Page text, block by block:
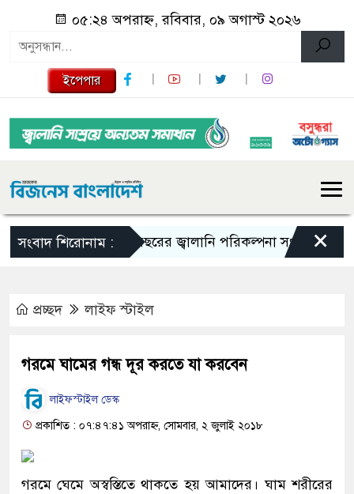
০৫:২৪ অপরাহ্ন, রবিবার, ০৯ অগাস্ট ২০২৬
ইপেপার
সংবাদ শিরোনাম :১০ বছরের জ্বালানি পরিকল্পনা সংসদে তুলে ধরবে
×
প্রচ্ছদ লাইফ স্টাইল
গরমে ঘামের গন্ধ দূর করতে যা করবেন
লাইফস্টাইল ডেস্ক
প্রকাশিত : ০৭:৪৭:৪১ অপরাহ্ন, সোমবার, ২ জুলাই ২০১৮
গরমে ঘেমে অস্বস্তিতে থাকতে হয় আমাদের। ঘাম শরীরের